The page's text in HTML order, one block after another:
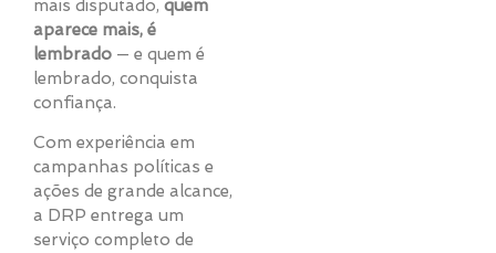
mais disputado, quem
aparece mais, é
lembrado — e quem é
lembrado, conquista
confiança.
Com experiência em
campanhas políticas e
ações de grande alcance,
a DRP entrega um
serviço completo de